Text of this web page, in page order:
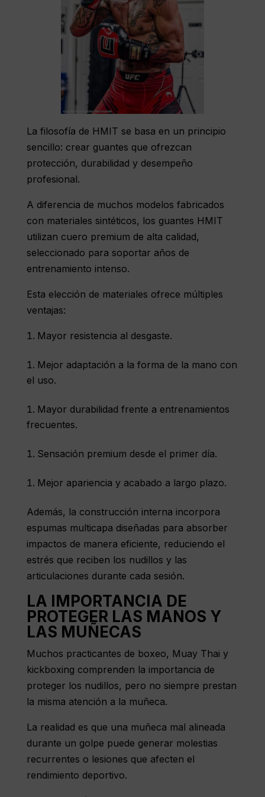
La filosofía de HMIT se basa en un principio
sencillo: crear guantes que ofrezcan
protección, durabilidad y desempeño
profesional.
A diferencia de muchos modelos fabricados
con materiales sintéticos, los guantes HMIT
utilizan cuero premium de alta calidad,
seleccionado para soportar años de
entrenamiento intenso.
Esta elección de materiales ofrece múltiples
ventajas:
Mayor resistencia al desgaste.
Mejor adaptación a la forma de la mano con
el uso.
Mayor durabilidad frente a entrenamientos
frecuentes.
Sensación premium desde el primer día.
Mejor apariencia y acabado a largo plazo.
Además, la construcción interna incorpora
espumas multicapa diseñadas para absorber
impactos de manera eficiente, reduciendo el
estrés que reciben los nudillos y las
articulaciones durante cada sesión.
LA IMPORTANCIA DE
PROTEGER LAS MANOS Y
LAS MUÑECAS
Muchos practicantes de boxeo, Muay Thai y
kickboxing comprenden la importancia de
proteger los nudillos, pero no siempre prestan
la misma atención a la muñeca.
La realidad es que una muñeca mal alineada
durante un golpe puede generar molestias
recurrentes o lesiones que afecten el
rendimiento deportivo.